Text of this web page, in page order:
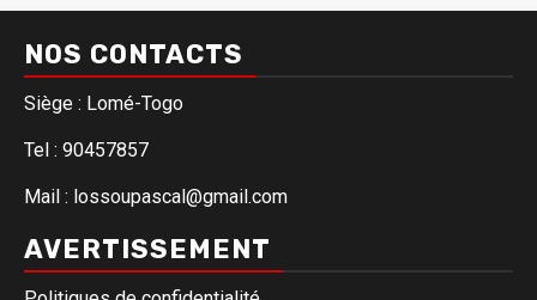
NOS CONTACTS
Siège : Lomé-Togo
Tel : 90457857
Mail : lossoupascal@gmail.com
AVERTISSEMENT